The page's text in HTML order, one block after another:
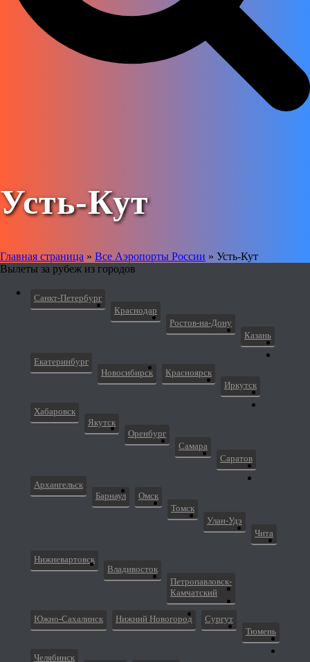
Усть-Кут
Главная страница » Все Аэропорты России » Усть-Кут
Вылеты за рубеж из городов
Санкт-Петербург
Краснодар
Ростов-на-Дону
Казань
Екатеринбург
Новосибирск
Красноярск
Иркутск
Хабаровск
Якутск
Оренбург
Самара
Саратов
Архангельск
Барнаул
Омск
Томск
Улан-Удэ
Чита
Нижневартовск
Владивосток
Петропавловск-
Камчатский
Южно-Сахалинск Нижний Новогород
Сургут
Тюмень
Челябинск